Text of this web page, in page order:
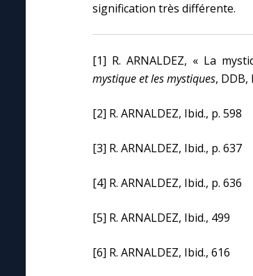
signification très différente.
[1] R. ARNALDEZ, « La
mystique et les mystiques, DDB,
[2] R. ARNALDEZ, Ibid., p. 598
[3] R. ARNALDEZ, Ibid., p. 637
[4] R. ARNALDEZ, Ibid., p. 636
[5] R. ARNALDEZ, Ibid., 499
[6] R. ARNALDEZ, Ibid., 616